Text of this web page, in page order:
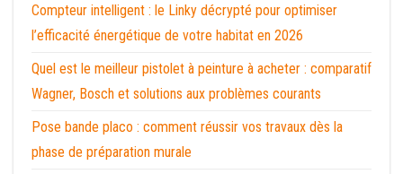
Compteur intelligent : le Linky décrypté pour optimiser
l’efficacité énergétique de votre habitat en 2026
Quel est le meilleur pistolet à peinture à acheter : comparatif
Wagner, Bosch et solutions aux problèmes courants
Pose bande placo : comment réussir vos travaux dès la
phase de préparation murale